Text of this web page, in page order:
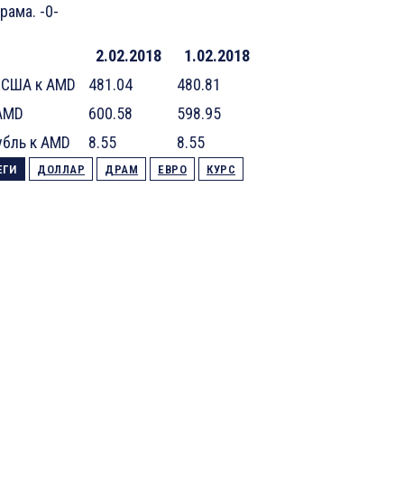
-0-
2.02.2018
1.02.2018
к AMD
481.04
480.81
600.58
598.95
к AMD
8.55 8.55
ДОЛЛАР ДРАМ ЕВРО КУРС